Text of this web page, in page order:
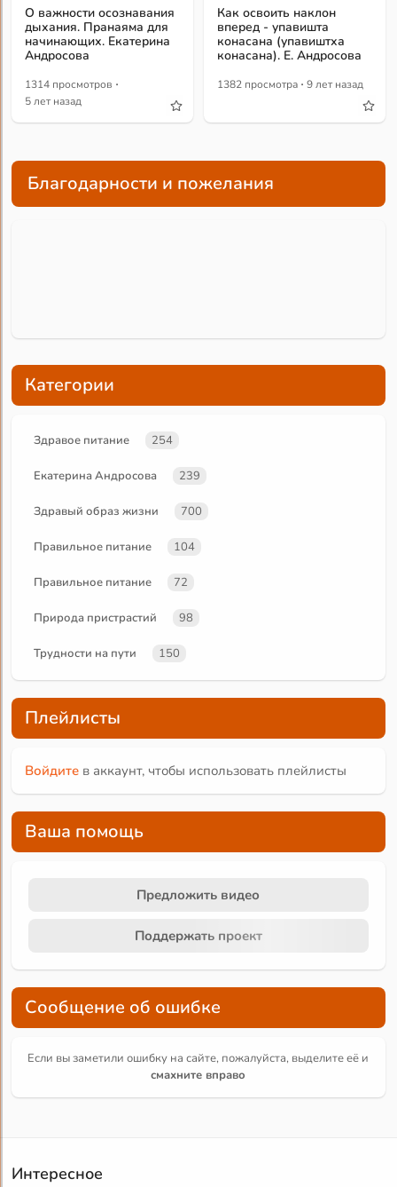
О важности осознавания
дыхания. Пранаяма для
начинающих. Екатерина
Андросова
1314 просмотров ·
5 лет назад
Как освоить наклон
вперед - упавишта
конасана (упавиштха
конасана). Е. Андросова
1382 просмотра · 9 лет назад
Благодарности и пожелания
Категории
Здравое питание 254
Екатерина Андросова 239
Здравый образ жизни 700
Правильное питание 104
Правильное питание 72
Природа пристрастий 98
Трудности на пути 150
Плейлисты
Войдите в аккаунт, чтобы использовать плейлисты
Ваша помощь
Предложить видео
Поддержать проект
Сообщение об ошибке
Если вы заметили ошибку на сайте, пожалуйста, выделите её и
смахните вправо
Интересное